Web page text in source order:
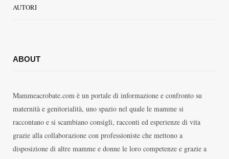
AUTORI
ABOUT
Mammeacrobate.com è un portale di informazione e confronto su
maternità e genitorialità, uno spazio nel quale le mamme si
raccontano e si scambiano consigli, racconti ed esperienze di vita
grazie alla collaborazione con professioniste che mettono a
disposizione di altre mamme e donne le loro competenze e grazie a